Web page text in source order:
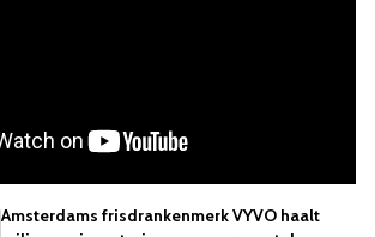
Amsterdams frisdrankenmerk VYVO haalt